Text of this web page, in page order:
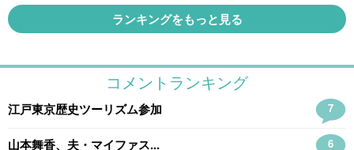
ランキングをもっと見る